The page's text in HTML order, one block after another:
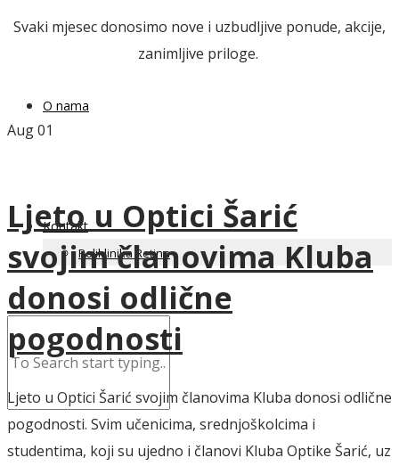
O nama
Kontakt
Poliklinika Retina
Svaki mjesec donosimo nove i uzbudljive ponude, akcije,
zanimljive priloge.
Aug01
Ljeto u Optici Šarić
svojim članovima Kluba
donosi odlične
pogodnosti
Ljeto u Optici Šarić svojim članovima Kluba donosi odlične
pogodnosti. Svim učenicima, srednjoškolcima i
studentima, koji su ujedno i članovi Kluba Optike Šarić, uz